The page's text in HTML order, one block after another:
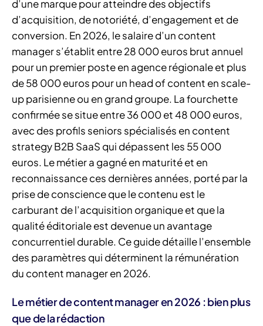
d’une marque pour atteindre des objectifs
d’acquisition, de notoriété, d’engagement et de
conversion. En 2026, le salaire d’un content
manager s’établit entre 28 000 euros brut annuel
pour un premier poste en agence régionale et plus
de 58 000 euros pour un head of content en scale-
up parisienne ou en grand groupe. La fourchette
confirmée se situe entre 36 000 et 48 000 euros,
avec des profils seniors spécialisés en content
strategy B2B SaaS qui dépassent les 55 000
euros. Le métier a gagné en maturité et en
reconnaissance ces dernières années, porté par la
prise de conscience que le contenu est le
carburant de l’acquisition organique et que la
qualité éditoriale est devenue un avantage
concurrentiel durable. Ce guide détaille l’ensemble
des paramètres qui déterminent la rémunération
du content manager en 2026.
Le métier de content manager en 2026 : bien plus
que de la rédaction